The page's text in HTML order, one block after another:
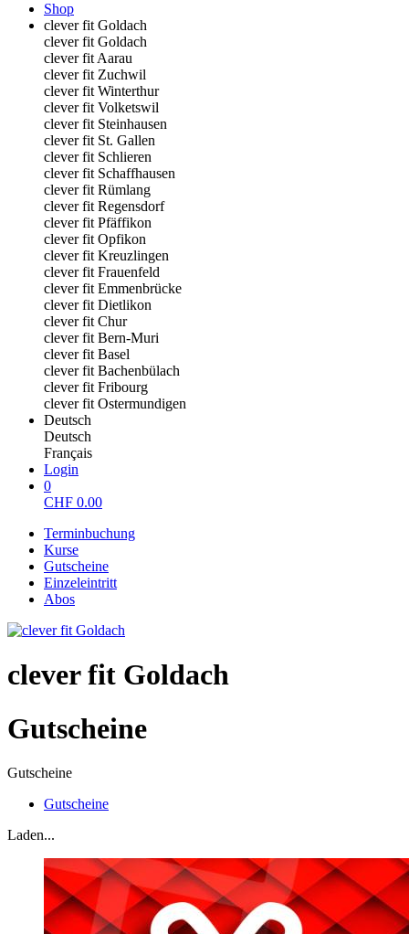
Shop
clever fit Goldach
clever fit Goldach
clever fit Aarau
clever fit Zuchwil
clever fit Winterthur
clever fit Volketswil
clever fit Steinhausen
clever fit St. Gallen
clever fit Schlieren
clever fit Schaffhausen
clever fit Rümlang
clever fit Regensdorf
clever fit Pfäffikon
clever fit Opfikon
clever fit Kreuzlingen
clever fit Frauenfeld
clever fit Emmenbrücke
clever fit Dietlikon
clever fit Chur
clever fit Bern-Muri
clever fit Basel
clever fit Bachenbülach
clever fit Fribourg
clever fit Ostermundigen
Deutsch
Deutsch
Français
Login
0
CHF 0.00
Terminbuchung
Kurse
Gutscheine
Einzeleintritt
Abos
clever fit Goldach
Gutscheine
Gutscheine
Gutscheine
Laden...